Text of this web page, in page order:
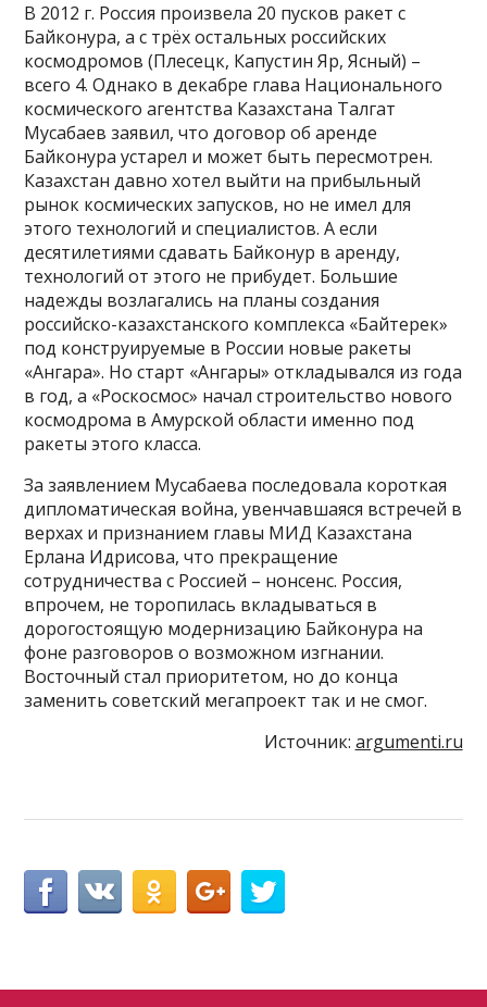
В 2012 г. Россия произвела 20 пусков ракет с
Байконура, а с трёх остальных российских
космодромов (Плесецк, Капустин Яр, Ясный) –
всего 4. Однако в декабре глава Национального
космического агентства Казахстана Талгат
Мусабаев заявил, что договор об аренде
Байконура устарел и может быть пересмотрен.
Казахстан давно хотел выйти на прибыльный
рынок космических запусков, но не имел для
этого технологий и специалистов. А если
десятилетиями сдавать Байконур в аренду,
технологий от этого не прибудет. Большие
надежды возлагались на планы создания
российско-казахстанского комплекса «Байтерек»
под конструируемые в России новые ракеты
«Ангара». Но старт «Ангары» откладывался из года
в год, а «Роскосмос» начал строительство нового
космодрома в Амурской области именно под
ракеты этого класса.
За заявлением Мусабаева последовала короткая
дипломатическая война, увенчавшаяся встречей в
верхах и признанием главы МИД Казахстана
Ерлана Идрисова, что прекращение
сотрудничества с Россией – нонсенс. Россия,
впрочем, не торопилась вкладываться в
дорогостоящую модернизацию Байконура на
фоне разговоров о возможном изгнании.
Восточный стал приоритетом, но до конца
заменить советский мегапроект так и не смог.
Источник: argumenti.ru